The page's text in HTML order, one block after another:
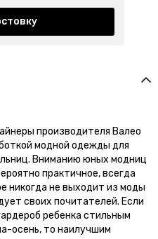
производителя Валео
модной одежды для
Вниманию юных модниц
практичное, всегда
никогда не выходит из моды
своих почитателей. Если
ребенка стильным
осень, то наилучшим